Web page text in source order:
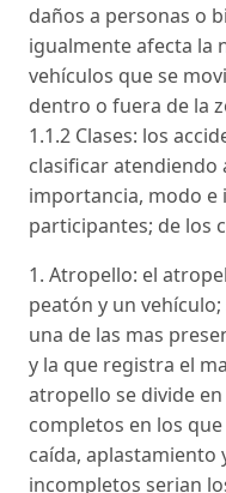
daños a personas o
igualmente afecta la
vehículos que se
dentro o fuera de la
1.1.2 Clases: los
clasificar
importancia, modo e
participantes; de los
1. Atropello: el
peatón y un
una de las mas
y la que registra el
atropello se divide
completos en los
caída, aplastamiento
incompletos serian